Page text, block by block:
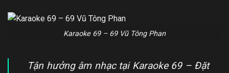
Karaoke 69 – 69 Vũ Tông Phan
Tận hưởng âm nhạc tại Karaoke 69 – Đặt